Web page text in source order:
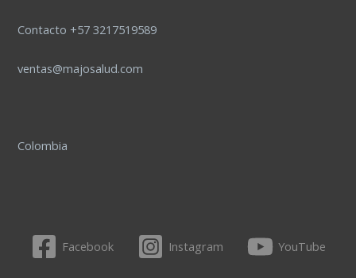
Contacto +57 3217519589
ventas@majosalud.com
Colombia
Facebook Instagram YouTube